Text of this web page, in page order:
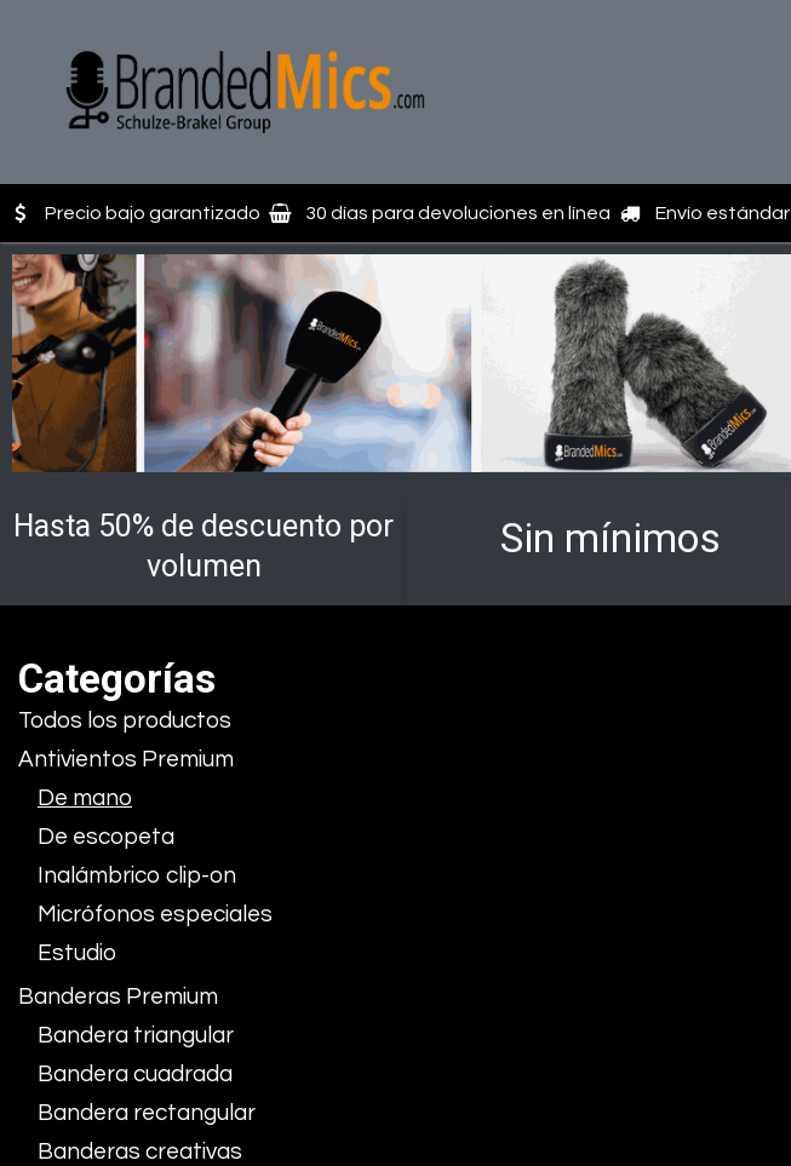
Precio bajo garantizado 30 días para devoluciones en línea Envío estándar
Sin mínimos
Hasta 50% de descuento por
volumen
Categorías
Todos los productos
Antivientos Premium
De mano
De escopeta
Inalámbrico clip-on
Micrófonos especiales
Estudio
Banderas Premium
Bandera triangular
Bandera cuadrada
Bandera rectangular
Banderas creativas